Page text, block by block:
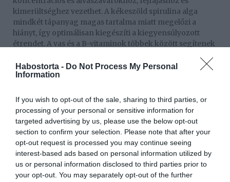
Habostorta - Do Not Process My Personal
Information
If you wish to opt-out of the sale, sharing to third parties, or
processing of your personal or sensitive information for
targeted advertising by us, please use the below opt-out
section to confirm your selection. Please note that after your
opt-out request is processed you may continue seeing
interest-based ads based on personal information utilized by
us or personal information disclosed to third parties prior to
your opt-out. You may separately opt-out of the further
kimerültséghez vezethet. A kékeszöld spirulina alga
mindkét tápanyag magas tartalma miatt megelőzi a
hiányt, így optimálisan kiegészíti a kiegyensúlyozott
étrendet. A vas és a B-vitaminok többek között segítenek
látják el sejtjeinket és szerveinket, megelőzik a
vérszegénységet és létfontosságúak energiaszintünk
5. Csökkenti az allergiás reakciókat
Egy másik különleges hatás, hogy a spirulinakapszulák
és -porok szedése enyhítheti az allergiás tüneteket,
például a tüsszögést, az orrdugulást és a viszketést. Ezt
már az első vizsgálatok is megerősítették. Ennek oka az
alga gyulladáscsökkentő hatása lehet, amely csökkenti az
allergiára jellemző gyulladást az orrban, és erősíti az